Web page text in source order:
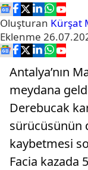
Oluşturan Kürşat
Eklenme
Antalya’nın
meydana
Derebucak
sürücüsünün
kaybetmesi
Facia kazada